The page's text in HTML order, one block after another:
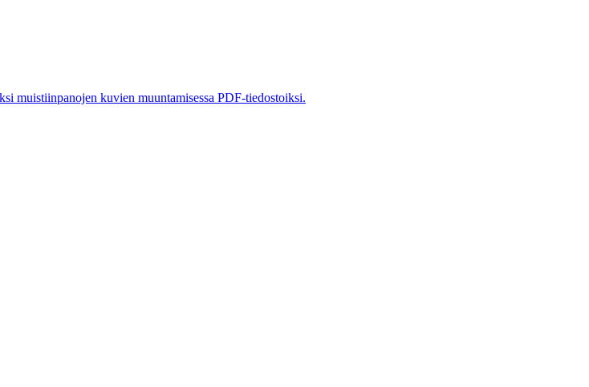
muistiinpanojen kuvien muuntamisessa PDF-tiedostoiksi.